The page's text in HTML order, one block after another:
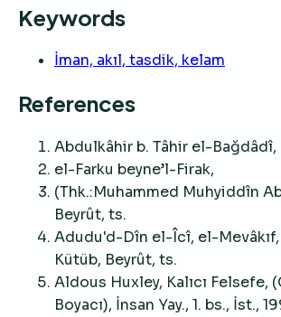
Keywords
İman, akıl, tasdik, kelam
References
Abdulkâhir b. Tâhir el-Bağdâdî,
el-Farku beyne’l-Firak,
(Thk.:Muhammed Muhyiddîn
Beyrût, ts.
Adudu'd-Dîn el-Îcî, el-
Kütüb, Beyrût, ts.
Aldous Huxley, Kalıcı Felsefe,
Boyacı), İnsan Yay., 1. bs., İst.,